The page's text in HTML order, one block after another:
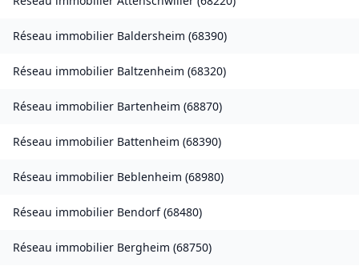
Réseau immobilier Baldersheim (68390)
Réseau immobilier Baltzenheim (68320)
Réseau immobilier Bartenheim (68870)
Réseau immobilier Battenheim (68390)
Réseau immobilier Beblenheim (68980)
Réseau immobilier Bendorf(68480)
Réseau immobilier Bergheim (68750)